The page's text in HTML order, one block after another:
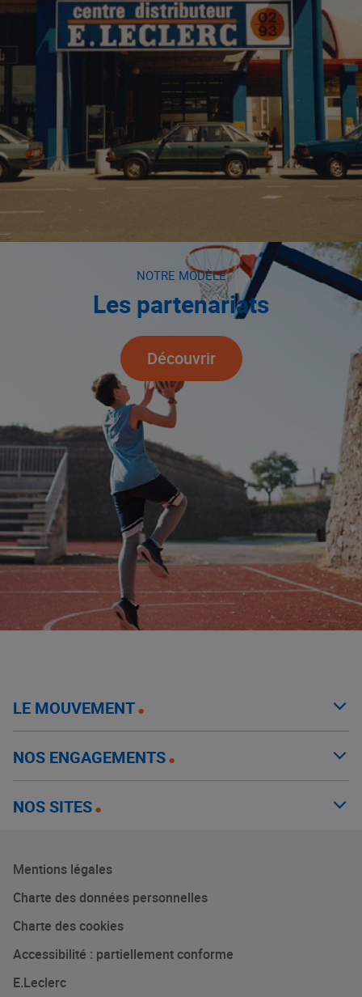
NOTRE MODÈLE
Les partenariats
Découvrir
LE MOUVEMENT
NOS ENGAGEMENTS
NOS SITES
Mentions légales
Charte des données personnelles
Charte des cookies
Accessibilité : partiellement conforme
E.Leclerc